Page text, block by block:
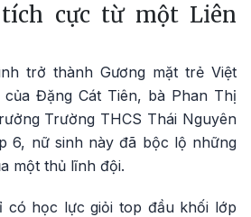
cực từ một Liên
trở thành Gương mặt trẻ Việt
của Đặng Cát Tiên, bà Phan Thị
Trường THCS Thái Nguyên
6, nữ sinh này đã bộc lộ những
một thủ lĩnh đội.
có học lực giỏi top đầu khối lớp